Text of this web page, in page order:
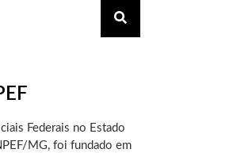
Federais no Estado
MG, foi fundado em